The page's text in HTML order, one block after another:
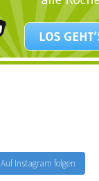
Auf Instagram folgen